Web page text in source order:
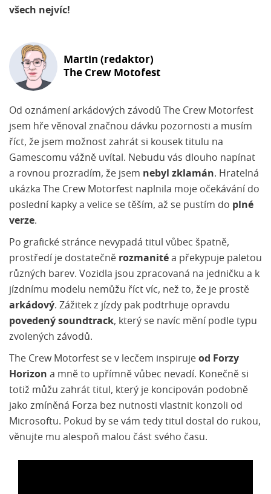
všech nejvíc!
Martin (redaktor)
The Crew Motofest
Od oznámení arkádových závodů The Crew Motorfest
jsem hře věnoval značnou dávku pozornosti a musím
říct, že jsem možnost zahrát si kousek titulu na
Gamescomu vážně uvítal. Nebudu vás dlouho napínat
a rovnou prozradím, že jsem nebyl zklamán. Hratelná
ukázka The Crew Motorfest naplnila moje očekávání do
poslední kapky a velice se těším, až se pustím do plné
verze.
Po grafické stránce nevypadá titul vůbec špatně,
prostředí je dostatečně rozmanité a překypuje paletou
různých barev. Vozidla jsou zpracovaná na jedničku a k
jízdnímu modelu nemůžu říct víc, než to, že je prostě
arkádový. Zážitek z jízdy pak podtrhuje opravdu
povedený soundtrack, který se navíc mění podle typu
zvolených závodů.
The Crew Motorfest se v lecčem inspiruje od Forzy
Horizon a mně to upřímně vůbec nevadí. Konečně si
totiž můžu zahrát titul, který je koncipován podobně
jako zmíněná Forza bez nutnosti vlastnit konzoli od
Microsoftu. Pokud by se vám tedy titul dostal do rukou,
věnujte mu alespoň malou část svého času.